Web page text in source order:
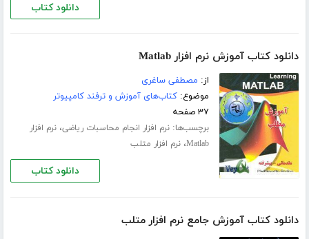
دانلود کتاب
دانلود کتاب آموزش نرم افزار Matlab
از: مصطفی ساغری
موضوع:کتاب‌های آموزش و ترفند کامپیوتر
۳۷ صفحه
برچسب‌ها:نرم افزار انجام محاسبات ریاضی،نرم افزار
Matlab،نرم افزار متلب
دانلود کتاب
دانلود کتاب آموزش جامع نرم افزار متلب